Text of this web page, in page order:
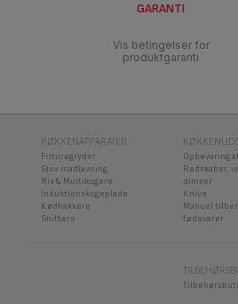
GARANTI
Vis betingelser for
produktgaranti
KØKKENAPPARATER
Frituregryder
Sjov madlavning
Ris & Multikogere
Induktionskogeplade
Kødhakkere
Snittere
Opbevaring
Redskaber,
dimser
Knive
Manuel
fødevarer